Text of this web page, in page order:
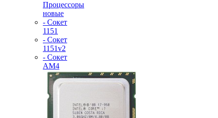
Процессоры
новые
- Сокет
1151
- Сокет
1151v2
- Сокет
AM4